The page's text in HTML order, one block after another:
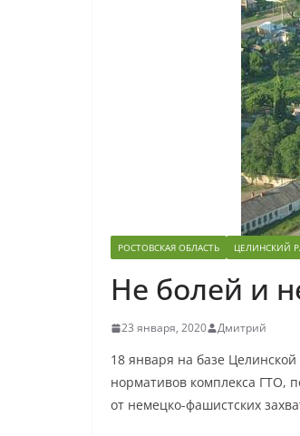
РОСТОВСКАЯ ОБЛАСТЬ ЦЕЛИНСКИЙ
Не болей и
23 января, 2020 Дмитрий
18 января на базе
нормативов комплекса ГТО,
от немецко-фашистских